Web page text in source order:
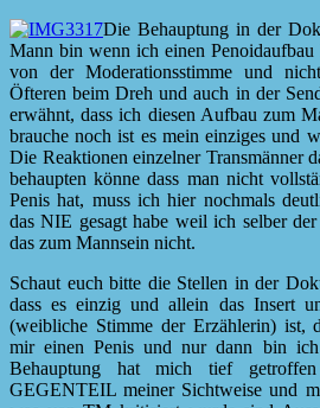
Die Behauptung in der
Mann bin wenn ich einen Penoidaufbau
von der Moderationsstimme und
Öfteren beim Dreh und auch in der
erwähnt, dass ich diesen Aufbau zum
brauche noch ist es mein einziges und
Die Reaktionen einzelner Transmänner
behaupten könne dass man nicht
Penis hat, muss ich hier nochmals
das NIE gesagt habe weil ich selber
das zum Mannsein nicht.
Schaut euch bitte die Stellen in der
dass es einzig und allein das Insert
(weibliche Stimme der Erzählerin) ist,
mir einen Penis und nur dann bin
Behauptung hat mich tief
GEGENTEIL meiner Sichtweise und